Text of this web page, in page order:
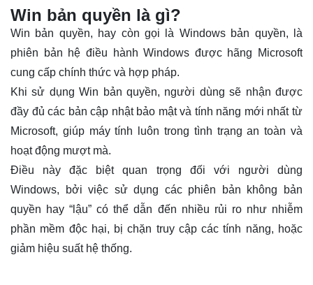
Win bản quyền là gì?
Win bản quyền, hay còn gọi là Windows bản quyền, là
phiên bản hệ điều hành Windows được hãng Microsoft
cung cấp chính thức và hợp pháp.
Khi sử dụng Win bản quyền, người dùng sẽ nhận được
đầy đủ các bản cập nhật bảo mật và tính năng mới nhất từ
Microsoft, giúp máy tính luôn trong tình trạng an toàn và
hoạt động mượt mà.
Điều này đặc biệt quan trọng đối với người dùng
Windows, bởi việc sử dụng các phiên bản không bản
quyền hay “lậu” có thể dẫn đến nhiều rủi ro như nhiễm
phần mềm độc hại, bị chặn truy cập các tính năng, hoặc
giảm hiệu suất hệ thống.